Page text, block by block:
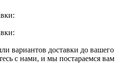
вариантов доставки до вашего
с нами, и мы постараемся вам